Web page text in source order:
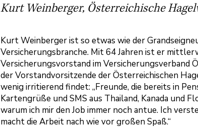
Kurt Weinberger, Österreichische
Kurt Weinberger ist so etwas wie der
Versicherungsbranche. Mit 64 Jahren ist er
Versicherungsvorstand im Versicherungsverband
der Vorstandvorsitzende der Österreichischen
wenig irritierend findet: „Freunde, die bereits in
Kartengrüße und SMS aus Thailand, Kanada und
warum ich mir den Job immer noch antue. Ich
macht die Arbeit nach wie vor großen Spaß.“